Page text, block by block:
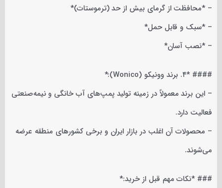
– *محافظت از گرمای بیش از حد (ترموستات)*
– *سبک و قابل حمل*
– *نصب آسان*
#### *۴. برند وونیکو (Wonico):*
– این برند معمولاً در زمینه تولید پمپ‌های آب خانگی و نیمه‌صنعتی
فعالیت دارد.
– محصولات آن اغلب در بازار ایران و برخی کشورهای منطقه عرضه
می‌شوند.
### *نکات مهم قبل از خرید:*